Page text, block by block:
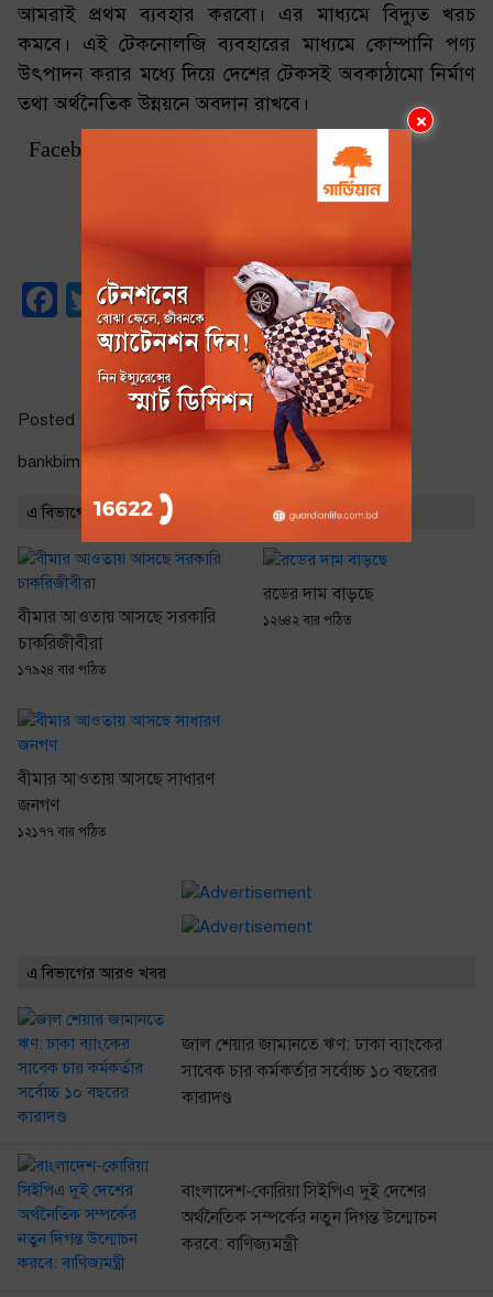
×
আমরাই প্রথম ব্যবহার করবো। এর মাধ্যমে বিদ্যুত খরচ
কমবে। এই টেকনোলজি ব্যবহারের মাধ্যমে কোম্পানি পণ্য
উৎপাদন করার মধ্যে দিয়ে দেশের টেকসই অবকাঠামো নির্মাণ
তথা অর্থনৈতিক উন্নয়নে অবদান রাখবে।
Facebook Comments Box
Facebook
Twitter
EmailShare
Posted ১০:১১ পূর্বাহ্ণ | মঙ্গলবার, ১৫ জানুয়ারি ২০১৯
bankbimaarthonity.com |
এ বিভাগের সর্বাধিক পঠিত
বীমার আওতায় আসছে সরকারি
চাকরিজীবীরা
১৭৯২৪ বার পঠিত
রডের দাম বাড়ছে
১২৬৪২ বার পঠিত
বীমার আওতায় আসছে সাধারণ
জনগণ
১২১৭৭ বার পঠিত
এ বিভাগের আরও খবর
জাল শেয়ার জামানতে ঋণ: ঢাকা ব্যাংকের
সাবেক চার কর্মকর্তার সর্বোচ্চ ১০ বছরের
কারাদণ্ড
বাংলাদেশ-কোরিয়া সিইপিএ দুই দেশের
অর্থনৈতিক সম্পর্কের নতুন দিগন্ত উন্মোচন
করবে: বাণিজ্যমন্ত্রী